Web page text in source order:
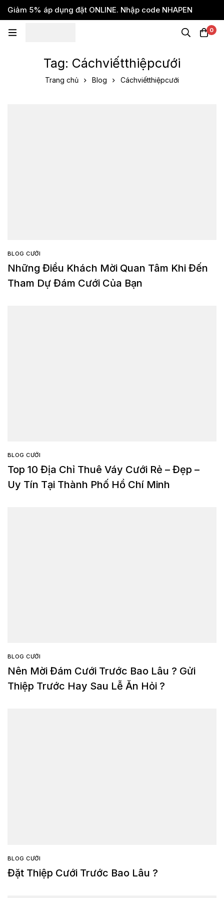
Giảm 5% áp dụng đặt ONLINE. Nhập code NHAPEN
0
Tag: Cáchviếtthiệpcưới
Trang chủ Blog Cáchviếtthiệpcưới
BLOG CƯỚI
Những Điều Khách Mời Quan Tâm Khi Đến
Tham Dự Đám Cưới Của Bạn
BLOG CƯỚI
Top 10 Địa Chỉ Thuê Váy Cưới Rẻ – Đẹp –
Uy Tín Tại Thành Phố Hồ Chí Minh
BLOG CƯỚI
Nên Mời Đám Cưới Trước Bao Lâu ? Gửi
Thiệp Trước Hay Sau Lễ Ăn Hỏi ?
BLOG CƯỚI
Đặt Thiệp Cưới Trước Bao Lâu ?